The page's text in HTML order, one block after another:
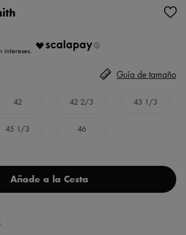
42 42 2/3 43 1/3
45 1/3 46
Guía de tamaño
Añade a la Cesta